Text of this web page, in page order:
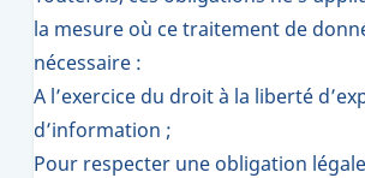
la mesure où ce traitement de
nécessaire :
A l’exercice du droit à la liberté
d’information ;
Pour respecter une obligation